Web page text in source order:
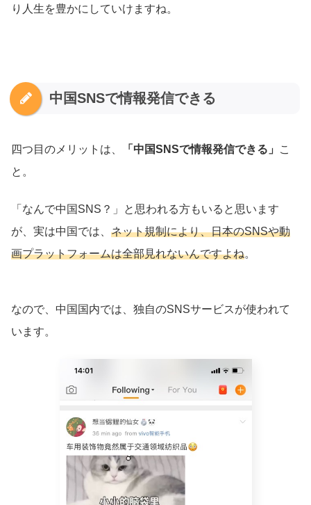
り人生を豊かにしていけますね。
中国SNSで情報発信できる
四つ目のメリットは、 「中国SNSで情報発信できる」
こ
と。
「なんで中国SNS？」と思われる方もいると思います
が、実は中国では、 ネット規制により、日本のSNSや動
画プラットフォームは全部見れないんですよね。
なので、中国国内では、独自のSNSサービスが使われて
います。